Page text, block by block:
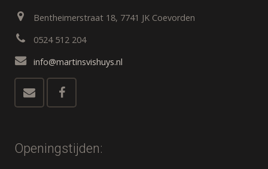
Bentheimerstraat 18, 7741 JK Coevorden
0524 512 204
info@martinsvishuys.nl
Openingstijden: